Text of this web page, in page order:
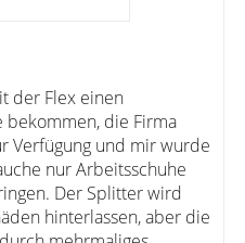
der Flex einen
bekommen, die Firma
Verfügung und mir wurde
nur Arbeitsschuhe
Der Splitter wird
hinterlassen, aber die